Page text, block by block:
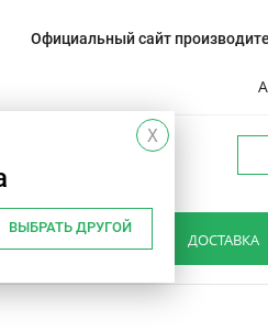
Официальный сайт
X
ВЫБРАТЬ ДРУГОЙ
ДОСТАВКА